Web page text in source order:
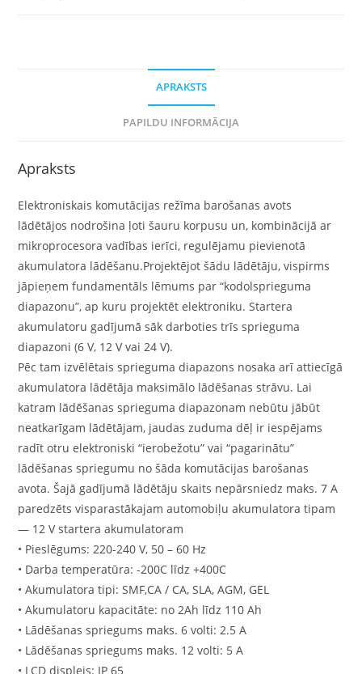
APRAKSTS
PAPILDU INFORMĀCIJA
Apraksts
Elektroniskais komutācijas režīma barošanas avots
lādētājos nodrošina ļoti šauru korpusu un, kombinācijā ar
mikroprocesora vadības ierīci, regulējamu pievienotā
akumulatora lādēšanu.Projektējot šādu lādētāju, vispirms
jāpieņem fundamentāls lēmums par “kodolsprieguma
diapazonu”, ap kuru projektēt elektroniku. Startera
akumulatoru gadījumā sāk darboties trīs sprieguma
diapazoni (6 V, 12 V vai 24 V).
Pēc tam izvēlētais sprieguma diapazons nosaka arī attiecīgā
akumulatora lādētāja maksimālo lādēšanas strāvu. Lai
katram lādēšanas sprieguma diapazonam nebūtu jābūt
neatkarīgam lādētājam, jaudas zuduma dēļ ir iespējams
radīt otru elektroniski “ierobežotu” vai “pagarinātu”
lādēšanas spriegumu no šāda komutācijas barošanas
avota. Šajā gadījumā lādētāju skaits nepārsniedz maks. 7 A
paredzēts visparastākajam automobiļu akumulatora tipam
— 12 V startera akumulatoram
• Pieslēgums: 220-240 V, 50 – 60 Hz
• Darba temperatūra: -200C līdz +400C
• Akumulatora tipi: SMF,CA / CA, SLA, AGM, GEL
• Akumulatoru kapacitāte: no 2Ah līdz 110 Ah
• Lādēšanas spriegums maks. 6 volti: 2.5 A
• Lādēšanas spriegums maks. 12 volti: 5 A
• LCD displejs: IP 65